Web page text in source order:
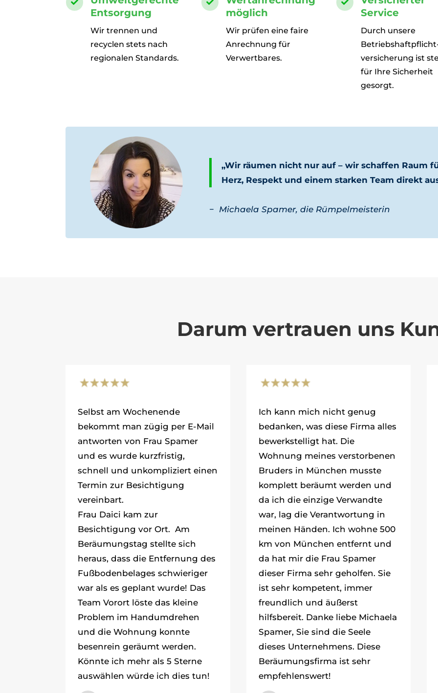

Entsorgung
Wir trennen und
recyclen stets nach
regionalen Standards.

möglich
Wir prüfen eine faire
Anrechnung für
Verwertbares.

Service
Durch unsere
versicherung ist
für Ihre Sicherheit
gesorgt.
„Wir räumen nicht nur auf – wir schaffen Raum
Herz, Respekt und einem starken Team direkt
− Michaela Spamer, die Rümpelmeisterin
Darum vertrauen uns
Selbst am Wochenende
bekommt man zügig per E-Mail
antworten von Frau Spamer
und es wurde kurzfristig,
schnell und unkompliziert einen
Termin zur Besichtigung
vereinbart.
Frau Daici kam zur
Besichtigung vor Ort. Am
Beräumungstag stellte sich
heraus, dass die Entfernung des
Fußbodenbelages schwieriger
war als es geplant wurde! Das
Team Vorort löste das kleine
Problem im Handumdrehen
und die Wohnung konnte
besenrein geräumt werden.
Könnte ich mehr als 5 Sterne
auswählen würde ich dies tun!
Ich kann mich nicht genug
bedanken, was diese Firma alles
bewerkstelligt hat. Die
Wohnung meines verstorbenen
Bruders in München musste
komplett beräumt werden und
da ich die einzige Verwandte
war, lag die Verantwortung in
meinen Händen. Ich wohne 500
km von München entfernt und
da hat mir die Frau Spamer
dieser Firma sehr geholfen. Sie
ist sehr kompetent, immer
freundlich und äußerst
hilfsbereit. Danke liebe Michaela
Spamer, Sie sind die Seele
dieses Unternehmens. Diese
Beräumungsfirma ist sehr
empfehlenswert!